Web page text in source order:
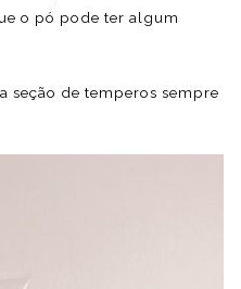
o pó pode ter algum
seção de temperos sempre